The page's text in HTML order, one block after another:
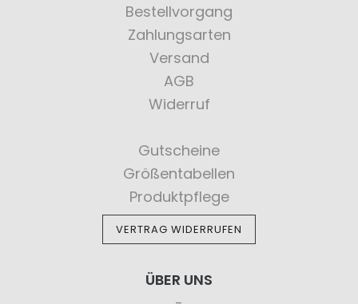
Bestellvorgang
Zahlungsarten
Versand
AGB
Widerruf
Gutscheine
Größentabellen
Produktpflege
VERTRAG WIDERRUFEN
ÜBER UNS